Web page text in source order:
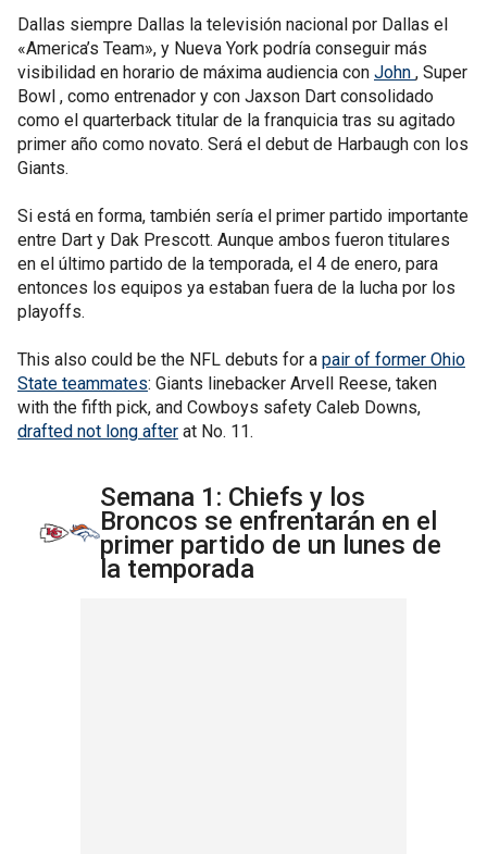
Dallas siempre Dallas la televisión nacional por Dallas el
«America’s Team», y Nueva York podría conseguir más
visibilidad en horario de máxima audiencia con John , Super
Bowl , como entrenador y con Jaxson Dart consolidado
como el quarterback titular de la franquicia tras su agitado
primer año como novato. Será el debut de Harbaugh con los
Giants.
Si está en forma, también sería el primer partido importante
entre Dart y Dak Prescott. Aunque ambos fueron titulares
en el último partido de la temporada, el 4 de enero, para
entonces los equipos ya estaban fuera de la lucha por los
playoffs.
This also could be the NFL debuts for a pair of former Ohio
State teammates: Giants linebacker Arvell Reese, taken
with the fifth pick, and Cowboys safety Caleb Downs,
drafted not long after at No. 11.
Semana 1: Chiefs y los
Broncos se enfrentarán en el
primer partido de un lunes de
la temporada